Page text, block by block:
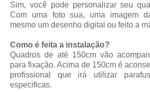
Sim, você pode personalizar seu
Com uma foto sua, uma imagem
mesmo um desenho digital ou feito a
Como é feita a instalação?
Quadros de até 150cm vão
para fixação. Acima de 150cm é
profissional que irá utilizar
especificas.